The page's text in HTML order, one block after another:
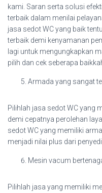
kami. Saran serta solusi
terbaik dalam menilai
jasa sedot WC yang baik
terbaik demi kenyamanan
lagi untuk mengungkapkan
pilih dan cek seberapa
Armada yang sangat
Pilihlah jasa sedot WC yang
demi cepatnya perolehan
sedot WC yang memiliki
menjadi nilai plus dari
Mesin vacum
Pilihlah jasa yang memiliki